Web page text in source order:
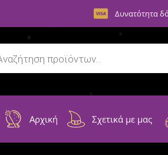
Δυνατότητα
Αρχική Σχετικά με μας